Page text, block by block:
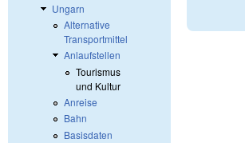
Ungarn
Alternative
Transportmittel
Anlaufstellen
Tourismus
und Kultur
Anreise
Bahn
Basisdaten